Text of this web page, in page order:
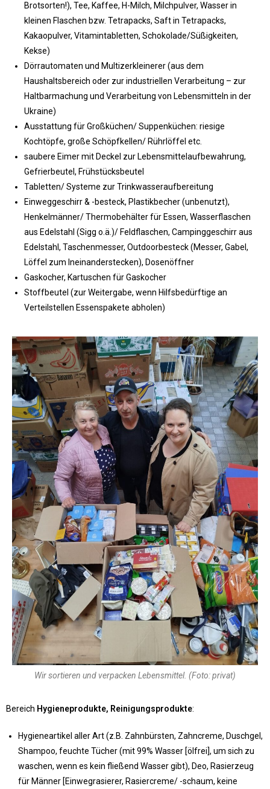
Brotsorten!), Tee, Kaffee, H-Milch, Milchpulver, Wasser in
kleinen Flaschen bzw. Tetrapacks, Saft in Tetrapacks,
Kakaopulver, Vitamintabletten, Schokolade/Süßigkeiten,
Kekse)
Dörrautomaten und Multizerkleinerer (aus dem
Haushaltsbereich oder zur industriellen Verarbeitung – zur
Haltbarmachung und Verarbeitung von Lebensmitteln in der
Ukraine)
Ausstattung für Großküchen/ Suppenküchen: riesige
Kochtöpfe, große Schöpfkellen/ Rührlöffel etc.
saubere Eimer mit Deckel zur Lebensmittelaufbewahrung,
Gefrierbeutel, Frühstücksbeutel
Tabletten/ Systeme zur Trinkwasseraufbereitung
Einweggeschirr & -besteck, Plastikbecher (unbenutzt),
Henkelmänner/ Thermobehälter für Essen, Wasserflaschen
aus Edelstahl (Sigg o.ä.)/ Feldflaschen, Campinggeschirr aus
Edelstahl, Taschenmesser, Outdoorbesteck (Messer, Gabel,
Löffel zum Ineinanderstecken), Dosenöffner
Gaskocher, Kartuschen für Gaskocher
Stoffbeutel (zur Weitergabe, wenn Hilfsbedürftige an
Verteilstellen Essenspakete abholen)
Wir sortieren und verpacken Lebensmittel. (Foto: privat)
Bereich Hygieneprodukte, Reinigungsprodukte:
Hygieneartikel aller Art (z.B. Zahnbürsten, Zahncreme, Duschgel,
Shampoo, feuchte Tücher (mit 99% Wasser [ölfrei], um sich zu
waschen, wenn es kein fließend Wasser gibt), Deo, Rasierzeug
für Männer [Einwegrasierer, Rasiercreme/ -schaum, keine